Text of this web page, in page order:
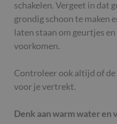
schakelen. Vergeet in dat
grondig schoon te maken
laten staan om geurtjes
voorkomen.
Controleer ook altijd of
voor je vertrekt.
Denk aan warm water en